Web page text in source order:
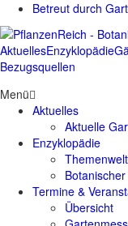
Betreut durch
AktuellesEnzyklopädie
Bezugsquellen
Menü
Aktuelles
Aktuelle
Enzyklopädie
Termine &
Übersicht